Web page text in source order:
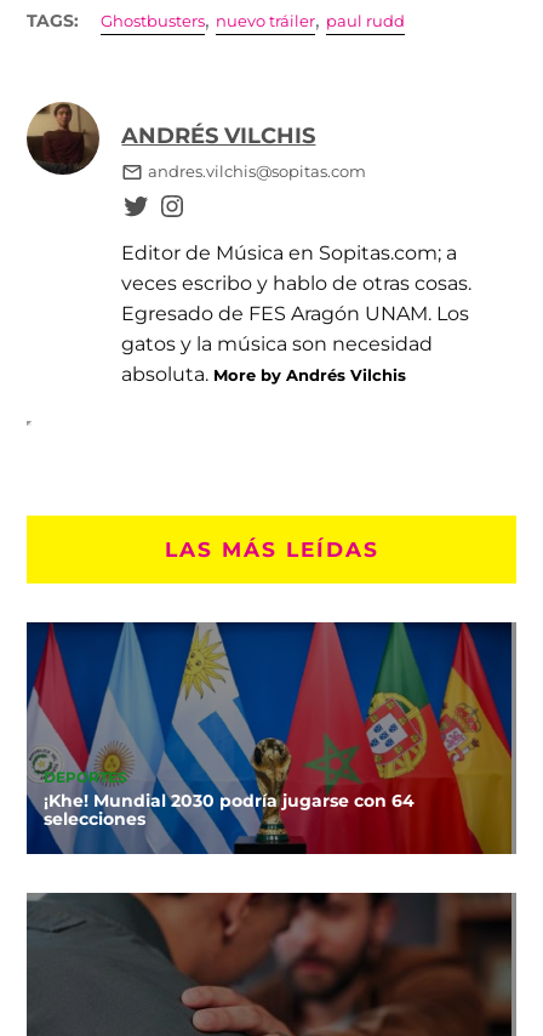
TAGS: Ghostbusters, nuevo tráiler, paul rudd
ANDRÉS VILCHIS
andres.vilchis@sopitas.com
Editor de Música en Sopitas.com; a
veces escribo y hablo de otras cosas.
Egresado de FES Aragón UNAM. Los
gatos y la música son necesidad
absoluta. More by Andrés Vilchis
LAS MÁS LEÍDAS
DEPORTES
¡Khe! Mundial 2030 podría jugarse con 64
selecciones